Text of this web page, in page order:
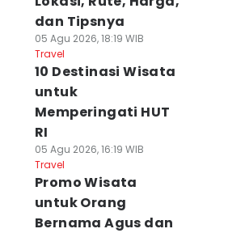
dan Tipsnya
05 Agu 2026, 18:19 WIB
Travel
10 Destinasi Wisata
untuk
Memperingati HUT
RI
05 Agu 2026, 16:19 WIB
Travel
Promo Wisata
untuk Orang
Bernama Agus dan